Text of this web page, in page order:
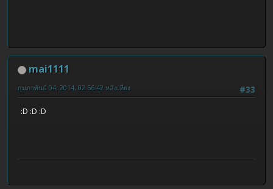
mai1111
#33
กุมภาพันธ์ 04, 2014, 02:56:42 หลังเที่ยง
:D :D :D